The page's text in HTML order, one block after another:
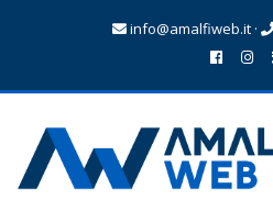
info@amalfiweb.it·